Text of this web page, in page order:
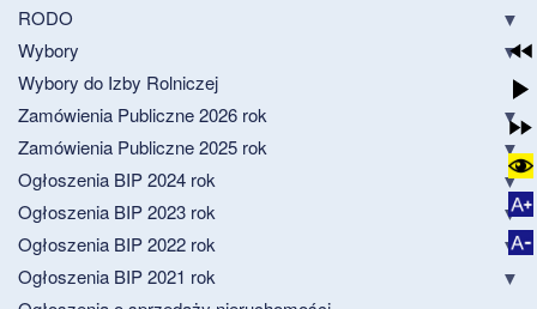
RODO
Wybory
Wybory do Izby Rolniczej
Zamówienia Publiczne 2026 rok
Zamówienia Publiczne 2025 rok
Ogłoszenia BIP 2024 rok
Ogłoszenia BIP 2023 rok
Ogłoszenia BIP 2022 rok
Ogłoszenia BIP 2021 rok